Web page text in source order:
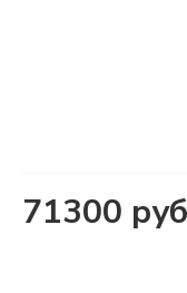
71300